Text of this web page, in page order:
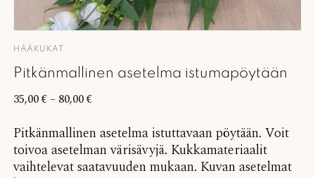
HÄÄKUKAT
Pitkänmallinen asetelma istumapöytään
35,00€– 80,00€
Pitkänmallinen asetelma istuttavaan pöytään. Voit
toivoa asetelman värisävyjä. Kukkamateriaalit
vaihtelevat saatavuuden mukaan. Kuvan asetelmat